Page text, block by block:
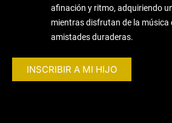
afinación y ritmo, adquiriendo
mientras disfrutan de la música
amistades duraderas.
INSCRIBIR A MI HIJO